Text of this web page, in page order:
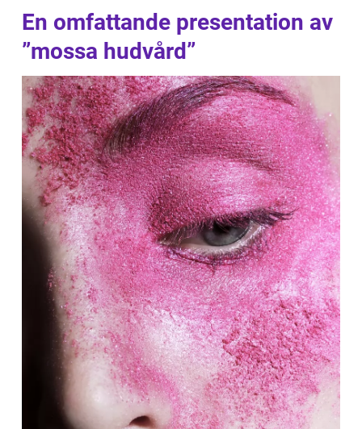
En omfattande presentation av
”mossa hudvård”